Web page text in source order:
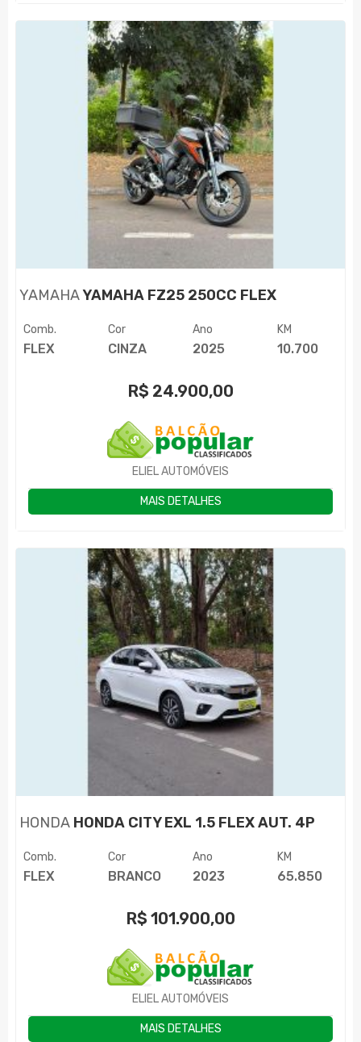
YAMAHAYAMAHA FZ25 250CC FLEX
Comb.
FLEX
Cor
CINZA
Ano
2025
KM
10.700
R$ 24.900,00
ELIEL AUTOMÓVEIS
MAIS DETALHES
HONDA HONDA CITY EXL 1.5 FLEX AUT. 4P
Comb.
FLEX
Cor
BRANCO
Ano
2023
KM
65.850
R$ 101.900,00
ELIEL AUTOMÓVEIS
MAIS DETALHES